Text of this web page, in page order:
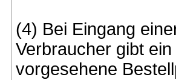
(4) Bei Eingang
Verbraucher gibt
vorgesehene